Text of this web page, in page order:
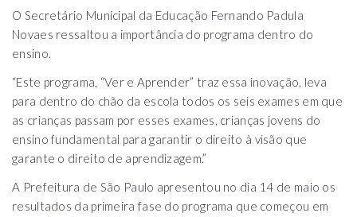
O Secretário Municipal da Educação Fernando Padula
Novaes ressaltou a importância do programa dentro do
ensino.
“Este programa, “Ver e Aprender” traz essa inovação, leva
para dentro do chão da escola todos os seis exames em que
as crianças passam por esses exames, crianças jovens do
ensino fundamental para garantir o direito à visão que
garante o direito de aprendizagem.”
A Prefeitura de São Paulo apresentou no dia 14 de maio os
resultados da primeira fase do programa que começou em